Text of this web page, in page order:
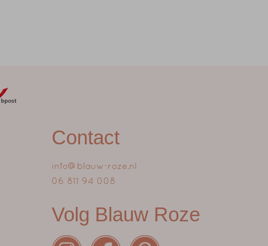
Contact
info@blauw-roze.nl
06 811 94 008
Volg Blauw Roze